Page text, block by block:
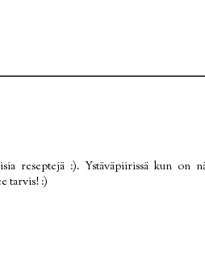
reseptejä :). Ystäväpiirissä kun on
tarvis! :)